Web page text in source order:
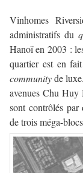
Vinhomes
administratifs du
Hanoï en 2003 :
quartier est en
communityde
avenues Chu Huy
sont contrôlés par
de trois méga-